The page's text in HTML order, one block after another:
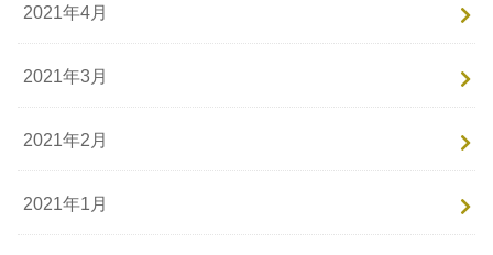
2021年4月
2021年3月
2021年2月
2021年1月